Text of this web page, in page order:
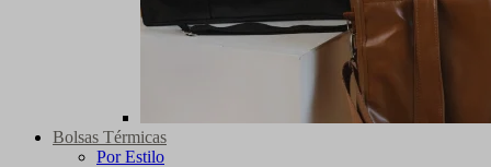
Bolsas Térmicas
Por Estilo